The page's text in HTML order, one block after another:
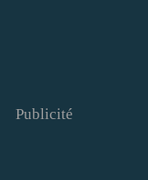
Publicité